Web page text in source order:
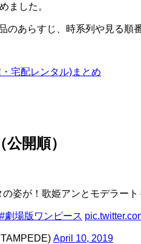
ました。
あらすじ、時系列や見る順
宅配レンタル)まとめ
開順）
姿が！歌姫アンとモデラート
#劇場版ワンピース
April 10, 2019